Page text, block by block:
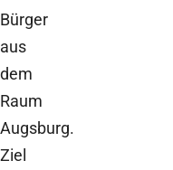
Bürger
aus
dem
Raum
Augsburg.
Ziel